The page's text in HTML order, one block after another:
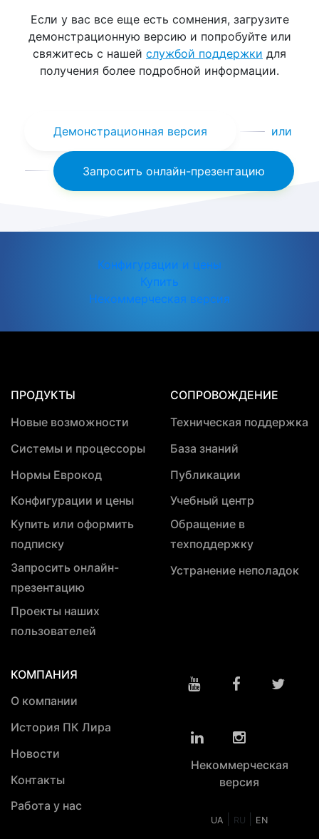
Если у вас все еще есть сомнения, загрузите
демонстрационную версию и попробуйте или
свяжитесь с нашей службой поддержки для
получения более подробной информации.
Демонстрационная версия или
Запросить онлайн-презентацию
Конфигурации и цены
Купить
Некоммерческая версия
ПРОДУКТЫ
Новые возможности
Системы и процессоры
Нормы Еврокод
Конфигурации и цены
Купить или оформить
подписку
Запросить онлайн-
презентацию
Проекты наших
пользователей
СОПРОВОЖДЕНИЕ
Техническая поддержка
База знаний
Публикации
Учебный центр
Обращение в
техподдержку
Устранение неполадок
КОМПАНИЯ
О компании
История ПК Лира
Новости
Контакты
Работа у нас
Некоммерческая
версия
UA RU EN